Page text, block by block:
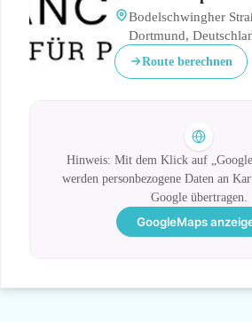
Bodelschwingher
Dortmund,
Route berechnen
Hinweis: Mit dem Klick auf
werden personbezogene Daten an
Google übertragen.
GoogleMaps